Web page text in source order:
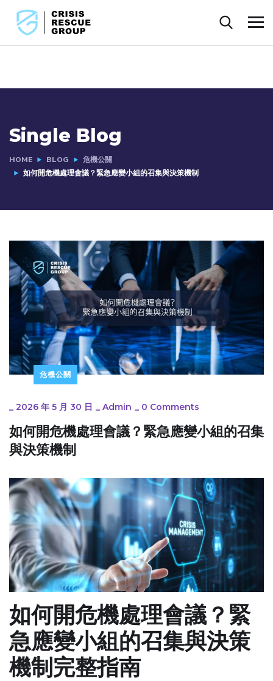
Single Blog
HOME BLOG
危機公關
如何開危機處理會議？緊急應變小組的召集與決策機制
危機公關
_ 2026 年 5 月 30 日 _ Admin _ 0 Comments
如何開危機處理會議？緊急應變小組的召集
與決策機制
如何開危機處理會議？緊
急應變小組的召集與決策
機制完整指南